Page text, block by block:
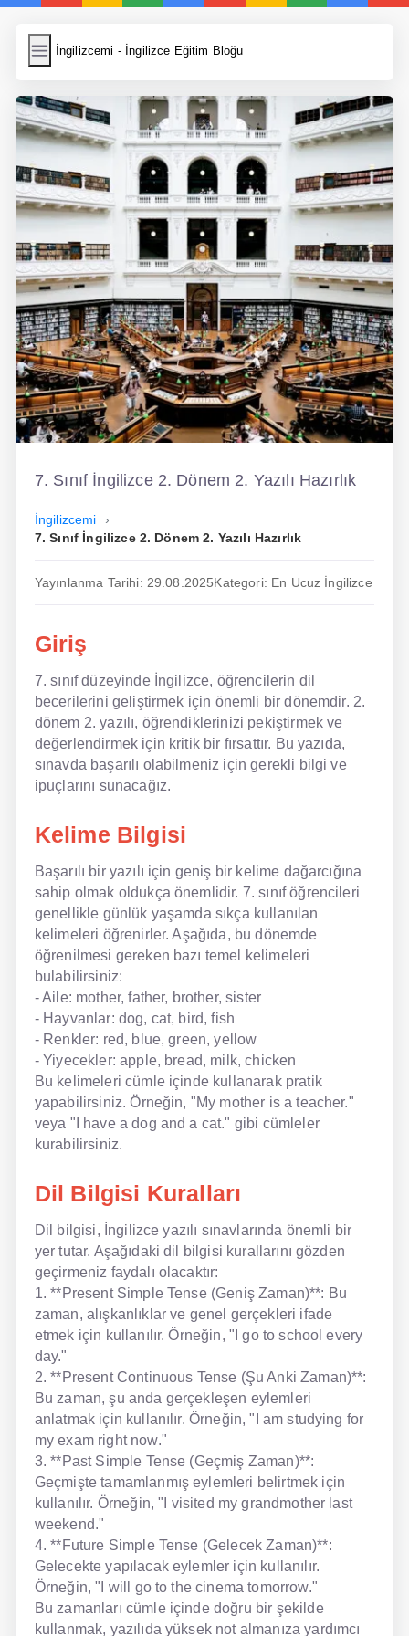
İngilizcemi - İngilizce Eğitim Bloğu
İngilizcemi
Resim Yükle
Wordpress Cache
Anasayfa
İngilizce Yemek Tarifleri
İngilizce Şarkı Sözleri
5 Günde İngilizce
Bilinçaltı İngilizce
İngilizce Biyografiler
İngilizce
Dil Eğitimi
En Hızlı İngilizce
En Kolay İngilizce
Hipnozla İngilizce
Hızlı İngilizce
İngilizce Kursu Yorum
Offline İngilizce
Online İngilizce
Sözlük
Tavsiyeler
Gizlilik Politikası
Bize Ulaşın
7. Sınıf İngilizce 2. Dönem 2. Yazılı Hazırlık
İngilizcemi
7. Sınıf İngilizce 2. Dönem 2. Yazılı Hazırlık
Yayınlanma Tarihi: 29.08.2025Kategori: En Ucuz İngilizce
Giriş
7. sınıf düzeyinde İngilizce, öğrencilerin dil
becerilerini geliştirmek için önemli bir dönemdir. 2.
dönem 2. yazılı, öğrendiklerinizi pekiştirmek ve
değerlendirmek için kritik bir fırsattır. Bu yazıda,
sınavda başarılı olabilmeniz için gerekli bilgi ve
ipuçlarını sunacağız.
Kelime Bilgisi
Başarılı bir yazılı için geniş bir kelime dağarcığına
sahip olmak oldukça önemlidir. 7. sınıf öğrencileri
genellikle günlük yaşamda sıkça kullanılan
kelimeleri öğrenirler. Aşağıda, bu dönemde
öğrenilmesi gereken bazı temel kelimeleri
bulabilirsiniz:
- Aile: mother, father, brother, sister
- Hayvanlar: dog, cat, bird, fish
- Renkler: red, blue, green, yellow
- Yiyecekler: apple, bread, milk, chicken
Bu kelimeleri cümle içinde kullanarak pratik
yapabilirsiniz. Örneğin, "My mother is a teacher."
veya "I have a dog and a cat." gibi cümleler
kurabilirsiniz.
Dil Bilgisi Kuralları
Dil bilgisi, İngilizce yazılı sınavlarında önemli bir
yer tutar. Aşağıdaki dil bilgisi kurallarını gözden
geçirmeniz faydalı olacaktır:
1. **Present Simple Tense (Geniş Zaman)**: Bu
zaman, alışkanlıklar ve genel gerçekleri ifade
etmek için kullanılır. Örneğin, "I go to school every
day."
2. **Present Continuous Tense (Şu Anki Zaman)**:
Bu zaman, şu anda gerçekleşen eylemleri
anlatmak için kullanılır. Örneğin, "I am studying for
my exam right now."
3. **Past Simple Tense (Geçmiş Zaman)**:
Geçmişte tamamlanmış eylemleri belirtmek için
kullanılır. Örneğin, "I visited my grandmother last
weekend."
4. **Future Simple Tense (Gelecek Zaman)**:
Gelecekte yapılacak eylemler için kullanılır.
Örneğin, "I will go to the cinema tomorrow."
Bu zamanları cümle içinde doğru bir şekilde
kullanmak, yazılıda yüksek not almanıza yardımcı